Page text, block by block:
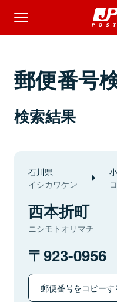
郵便番号
検索結果
石川県
イシカワケン
西本折町
ニシモトオリマチ
923-0956
郵便番号をコピーす